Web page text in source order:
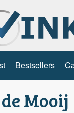
Bestsellers
Mooij